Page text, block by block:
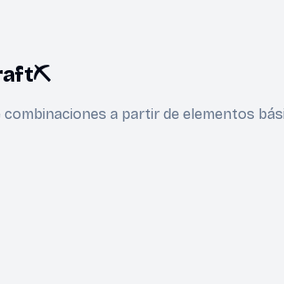
combinaciones a partir de elementos